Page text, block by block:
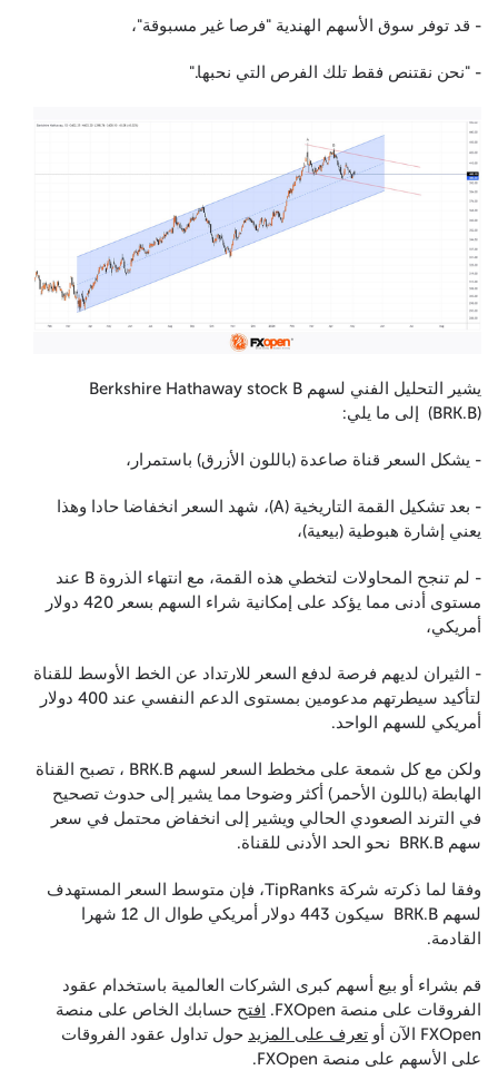
- قد توفر سوق الأسهم الهندية "فرصا غير مسبوقة"،
- "نحن نقتنص فقط تلك الفرص التي نحبها."
يشير التحليل الفني لسهم Berkshire Hathaway stock B
(BRK.B) إلى ما يلي:
- يشكل السعر قناة صاعدة (باللون الأزرق) باستمرار،
- بعد تشكيل القمة التاريخية (A)، شهد السعر انخفاضا حادا وهذا
يعني إشارة هبوطية (بيعية)،
- لم تنجح المحاولات لتخطي هذه القمة، مع انتهاء الذروة B عند
مستوى أدنى مما يؤكد على إمكانية شراء السهم بسعر 420 دولار
أمريكي،
- الثيران لديهم فرصة لدفع السعر للارتداد عن الخط الأوسط للقناة
لتأكيد سيطرتهم مدعومين بمستوى الدعم النفسي عند 400 دولار
أمريكي للسهم الواحد.
ولكن مع كل شمعة على مخطط السعر لسهم BRK.B ، تصبح القناة
الهابطة (باللون الأحمر) أكثر وضوحا مما يشير إلى حدوث تصحيح
في الترند الصعودي الحالي ويشير إلى انخفاض محتمل في سعر
سهم BRK.B نحو الحد الأدنى للقناة.
وفقا لما ذكرته شركة TipRanks، فإن متوسط السعر المستهدف
لسهم BRK.B سيكون 443 دولار أمريكي طوال ال 12 شهرا
القادمة.
قم بشراء أو بيع أسهم كبرى الشركات العالمية باستخدام عقود
الفروقات على منصة FXOpen.
افتح حسابك الخاص على منصة
FXOpen الآن أو
تعرف على المزيد حول تداول عقود الفروقات
على الأسهم على منصة FXOpen.